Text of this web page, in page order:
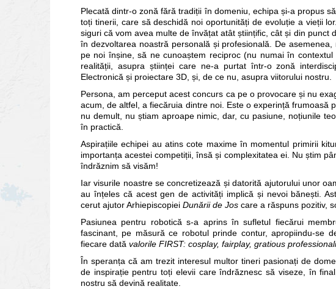
Plecată dintr-o zonă fără tradiții în domeniu, echipa și-a propus
toți tinerii, care să deschidă noi oportunități de evoluție a vieții
siguri că vom avea multe de învățat atât științific, cât și din
în dezvoltarea noastră personală și profesională. De
pe noi înșine, să ne cunoaștem reciproc (nu numai în
realității, asupra științei care ne-a purtat într-o zonă
Electronică și proiectare 3D, și, de ce nu, asupra viitorului nostru.
Persona, am perceput acest concurs ca pe o provocare și nu
acum, de altfel, a fiecăruia dintre noi. Este o experință
nu demult, nu știam aproape nimic, dar, cu pasiune, noțiunile
în practică.
Aspirațiile echipei au atins cote maxime în momentul primirii
importanța acestei competiții, însă și complexitatea ei. Nu știm
îndrăznim să visăm!
Iar visurile noastre se concretizează și datorită ajutorului unor
au înțeles că acest gen de activități implică și nevoi bănești.
cerut ajutor Arhiepiscopiei Dunării de Jos care a răspuns pozitiv,
Pasiunea pentru robotică s-a aprins în sufletul fiecărui
fascinant, pe măsură ce robotul prinde contur, apropiindu-se
fiecare dată valorile FIRST: cosplay, fairplay, gratious
În speranța că am trezit interesul multor tineri pasionați de
de inspirație pentru toți elevii care îndrăznesc să viseze, în
nostru să devină realitate.